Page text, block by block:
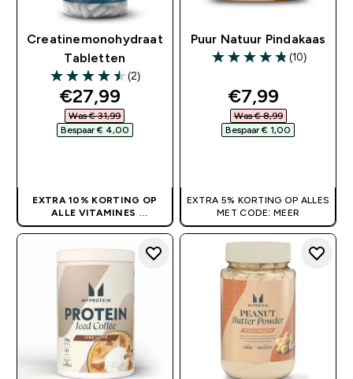
Creatinemonohydraat
Tabletten
4.5 out of 5 stars
(2)
discounted price
€27,99‎
Was € 31,99‎
Bespaar € 4,00‎
EXTRA 10% KORTING OP
ALLE VITAMINES
GEEN CODE NODIG
Puur Natuur Pindakaas
4.8 out of 5 stars
(10)
discounted
€7,99‎
Was € 8,99‎
Bespaar € 1,00‎
EXTRA 5% KORTING OP ALLES
MET CODE: MEER